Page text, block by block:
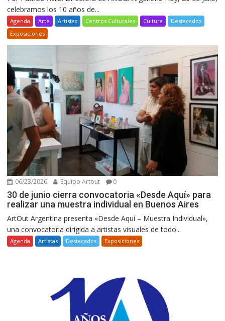
celebramos los 10 años de...
Agenda Arte Artistas Centros Culturales Cultura
Destacados
Exposiciones
06/23/2026 Equipo Artout 0
30 de junio cierra convocatoria «Desde Aquí» para
realizar una muestra individual en Buenos Aires
ArtOut Argentina presenta «Desde Aquí – Muestra Individual»,
una convocatoria dirigida a artistas visuales de todo...
Agenda Artistas Destacados Exposiciones